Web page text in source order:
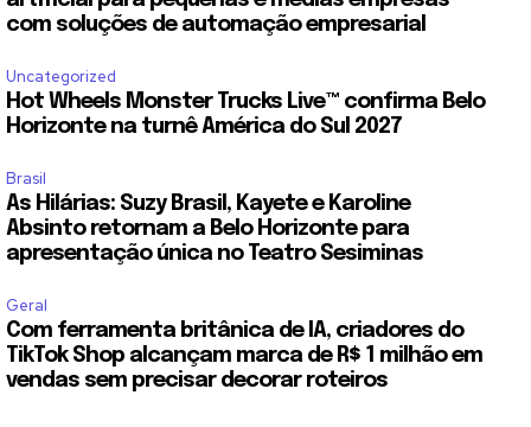
com soluções de automação empresarial
Uncategorized
Hot Wheels Monster Trucks Live™ confirma Belo
Horizonte na turnê América do Sul 2027
Brasil
As Hilárias: Suzy Brasil, Kayete e Karoline
Absinto retornam a Belo Horizonte para
apresentação única no Teatro Sesiminas
Geral
Com ferramenta britânica de IA, criadores do
TikTok Shop alcançam marca de R$ 1 milhão em
vendas sem precisar decorar roteiros